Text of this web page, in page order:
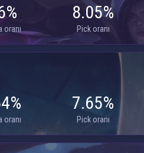
oranı
8.05%
Pick oranı
oranı
7.65%
Pick oranı